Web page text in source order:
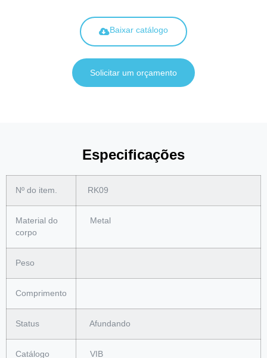
Baixar catálogo
Solicitar um orçamento
Especificações
Nº do item. RK09
Material do
corpo
Metal
Peso
Comprimento
Status Afundando
Catálogo VIB